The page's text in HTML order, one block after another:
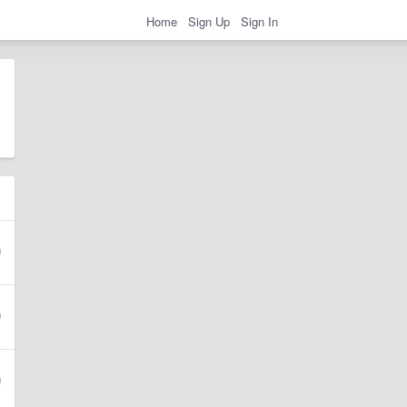
Home Sign Up Sign In